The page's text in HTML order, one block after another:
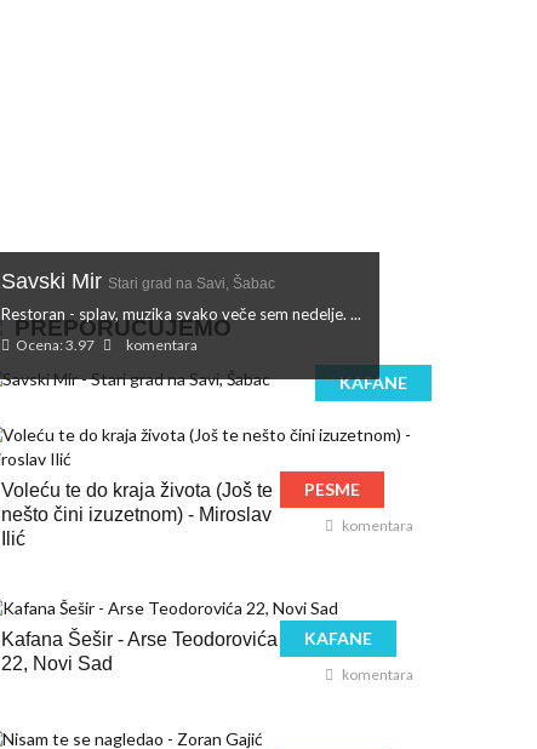
PREPORUČUJEMO
KAFANE
Savski Mir Stari grad na Savi, Šabac
Restoran - splav, muzika svako veče sem nedelje. ...
Ocena: 3.97 komentara
Voleću te do kraja života (Još te
nešto čini izuzetnom) - Miroslav
Ilić
PESME
komentara
Kafana Šešir - Arse Teodorovića
22, Novi Sad
KAFANE
komentara